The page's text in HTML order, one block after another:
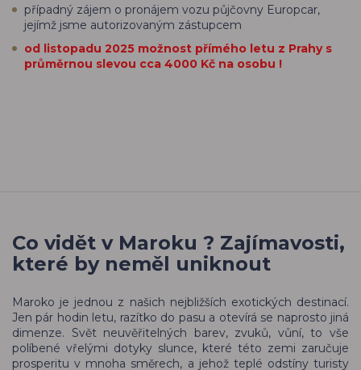
případný zájem o pronájem vozu půjčovny Europcar,
jejímž jsme autorizovaným zástupcem
od listopadu 2025 možnost přímého letu z Prahy s
průměrnou slevou cca 4000 Kč na osobu !
Co vidět v Maroku ? Zajímavosti,
které by neměl uniknout
Maroko je jednou z našich nejbližších exotických destinací.
Jen pár hodin letu, razítko do pasu a otevírá se naprosto jiná
dimenze. Svět neuvěřitelných barev, zvuků, vůní, to vše
políbené vřelými dotyky slunce, které této zemi zaručuje
prosperitu v mnoha směrech, a jehož teplé odstíny turisty